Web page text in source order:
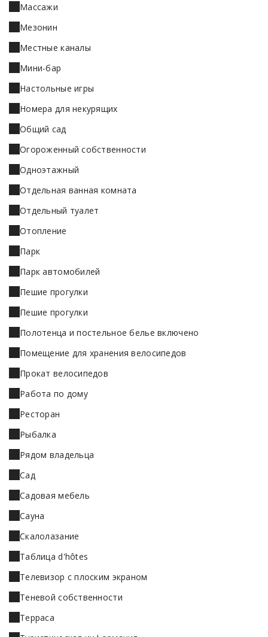
Массажи
Мезонин
Местные каналы
Мини-бар
Настольные игры
Номера для некурящих
Общий сад
Огороженный собственности
Одноэтажный
Отдельная ванная комната
Отдельный туалет
Отопление
Парк
Парк автомобилей
Пешие прогулки
Пешие прогулки
Полотенца и постельное белье включено
Помещение для хранения велосипедов
Прокат велосипедов
Работа по дому
Ресторан
Рыбалка
Рядом владельца
Сад
Садовая мебель
Сауна
Скалолазание
Таблица d'hôtes
Телевизор с плоским экраном
Теневой собственности
Терраса